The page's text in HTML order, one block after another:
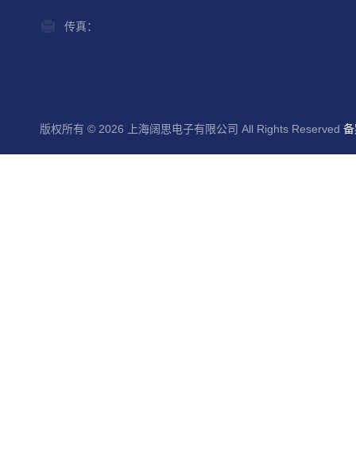
传真：
版权所有 © 2026 上海阔思电子有限公司 All Rights Reserved